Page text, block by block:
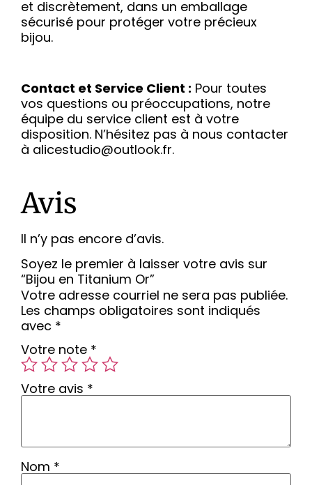
et discrètement, dans un emballage
sécurisé pour protéger votre précieux
bijou.
Contact et Service Client : Pour toutes
vos questions ou préoccupations, notre
équipe du service client est à votre
disposition. N’hésitez pas à nous contacter
à alicestudio@outlook.fr.
Avis
Il n’y pas encore d’avis.
Soyez le premier à laisser votre avis sur
“Bijou en Titanium Or”
Votre adresse courriel ne sera pas publiée.
Les champs obligatoires sont indiqués
avec *
Votre note *
Votre avis *
Nom *